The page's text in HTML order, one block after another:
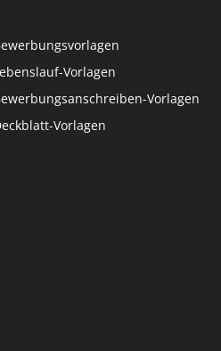
Vorlagen
Vorlagen
Vorlagen